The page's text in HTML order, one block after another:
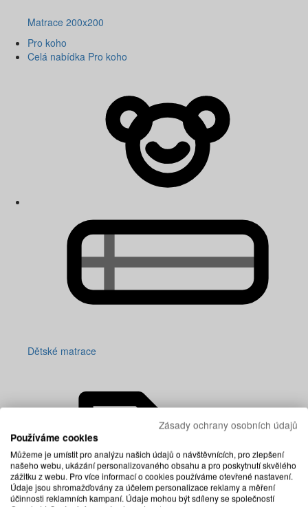
Matrace 200x200
Pro koho
Celá nabídka Pro koho
Dětské matrace
Zásady ochrany osobních údajů
Používáme cookies
Můžeme je umístit pro analýzu našich údajů o návštěvnících, pro zlepšení
našeho webu, ukázání personalizovaného obsahu a pro poskytnutí skvělého
zážitku z webu. Pro více informací o cookies používáme otevřené nastavení.
Údaje jsou shromažďovány za účelem personalizace reklamy a měření
účinnosti reklamních kampaní. Údaje mohou být sdíleny se společností